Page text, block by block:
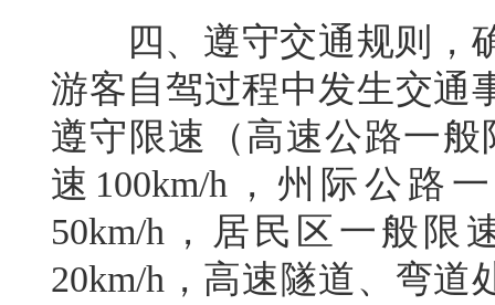
四、遵守交通规则，确
游客自驾过程中发生交通
遵守限速（高速公路一般
速100km/h，州际公路
50km/h，居民区一般限
20km/h，高速隧道、弯